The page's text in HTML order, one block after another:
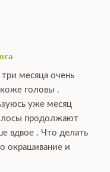
месяца очень
головы .
уже месяц
продолжают
вдвое . Что делать
окрашивание и